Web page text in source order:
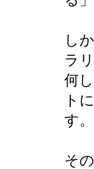
し
ラ
何
ト
す。
そ